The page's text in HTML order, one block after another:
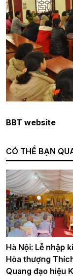
BBT website
CÓ THỂ BẠN
Hà Nội: Lễ nhập
Hòa thượng
Quang đạo hiệu